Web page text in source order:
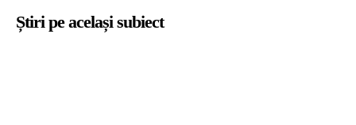
Știri pe același subiect